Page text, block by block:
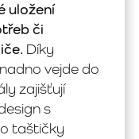
uložení
či
Díky
vejde do
zajišťují
s
taštičky